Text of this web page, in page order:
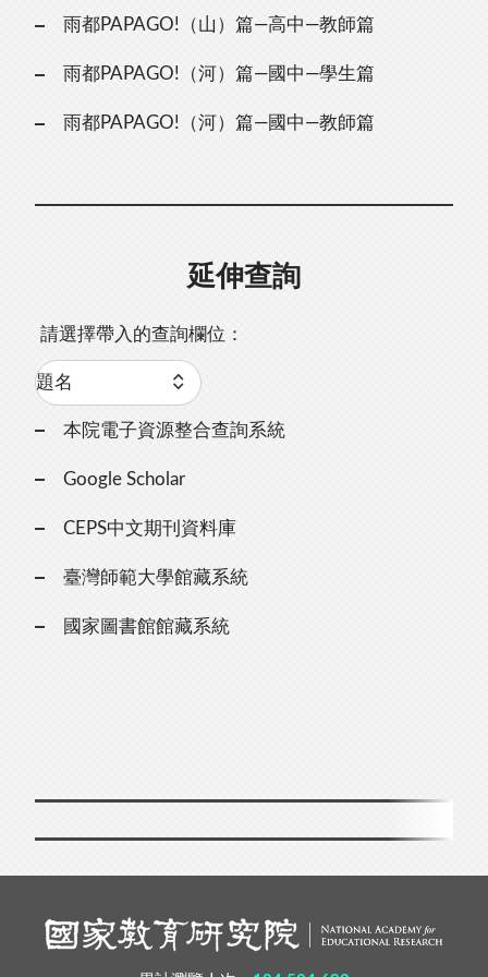
雨都PAPAGO!（山）篇—高中—教師篇
雨都PAPAGO!（河）篇—國中—學生篇
雨都PAPAGO!（河）篇—國中—教師篇
延伸查詢
請選擇帶入的查詢欄位：
本院電子資源整合查詢系統
Google Scholar
CEPS中文期刊資料庫
臺灣師範大學館藏系統
國家圖書館館藏系統